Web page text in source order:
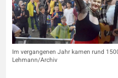
Im vergangenen Jahr kamen rund
Lehmann/Archiv